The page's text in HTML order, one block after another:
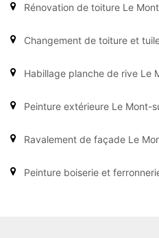
Rénovation de toiture Le
Changement de toiture et
Habillage planche de rive Le
Peinture extérieure Le Mont-
Ravalement de façade Le
Peinture boiserie et